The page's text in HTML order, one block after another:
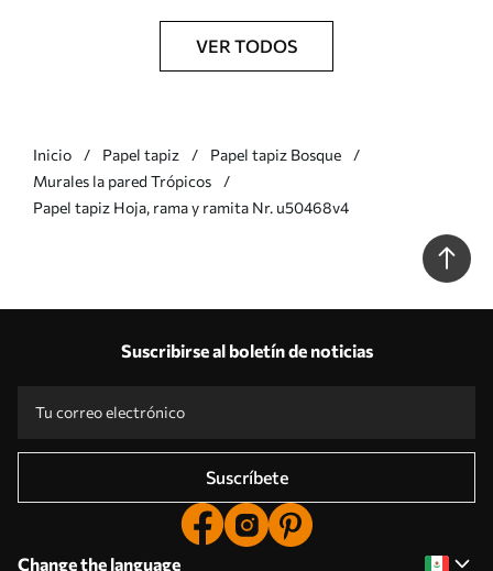
VER TODOS
Inicio Papel tapiz
Papel tapiz Bosque
Murales la pared Trópicos
Papel tapiz Hoja, rama y ramita Nr. u50468v4
Suscribirse al boletín de noticias
Suscríbete
Change the language